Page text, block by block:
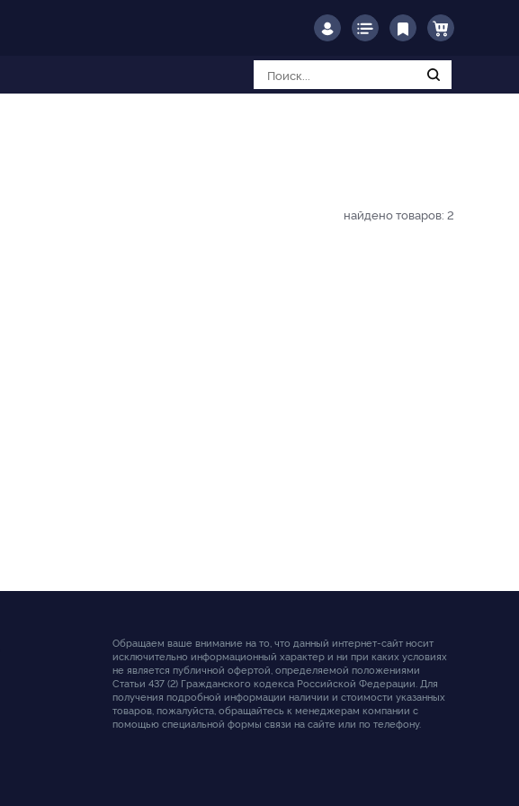
найдено товаров: 2
Обращаем ваше внимание на то, что данный интернет-сайт носит
исключительно информационный характер и ни при каких условиях
не является публичной офертой, определяемой положениями
Статьи 437 (2) Гражданского кодекса Российской Федерации. Для
получения подробной информации наличии и стоимости указанных
товаров, пожалуйста, обращайтесь к менеджерам компании с
помощью специальной формы связи на сайте или по телефону.